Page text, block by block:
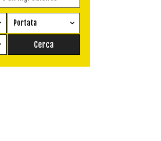
Portata
Antipasto
Conserva